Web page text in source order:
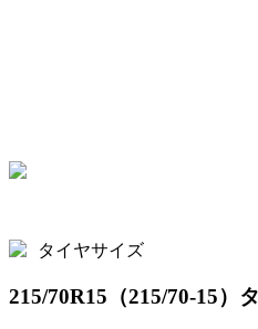
タイヤサイズ
215/70R15（215/70-15）